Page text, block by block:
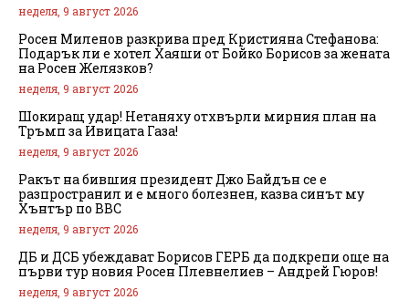
неделя, 9 август 2026
Росен Миленов разкрива пред Кристияна Стефанова:
Подарък ли е хотел Хаяши от Бойко Борисов за жената
на Росен Желязков?
неделя, 9 август 2026
Шокиращ удар! Нетаняху отхвърли мирния план на
Тръмп за Ивицата Газа!
неделя, 9 август 2026
Ракът на бившия президент Джо Байдън се е
разпространил и е много болезнен, казва синът му
Хънтър по BBC
неделя, 9 август 2026
ДБ и ДСБ убеждават Борисов ГЕРБ да подкрепи още на
първи тур новия Росен Плевнелиев – Андрей Гюров!
неделя, 9 август 2026